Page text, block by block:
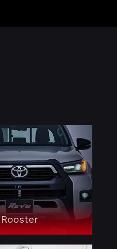
Rooster